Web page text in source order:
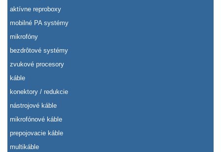
aktívne reproboxy
mobilné PA systémy
mikrofóny
bezdrôtové systémy
zvukové procesory
káble
konektory / redukcie
nástrojové káble
mikrofónové káble
prepojovacie káble
multikáble